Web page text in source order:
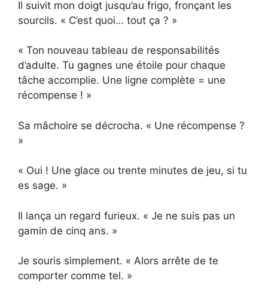
Il suivit mon doigt jusqu’au frigo, fronçant les
sourcils. « C’est quoi… tout ça ? »
« Ton nouveau tableau de responsabilités
d’adulte. Tu gagnes une étoile pour chaque
tâche accomplie. Une ligne complète = une
récompense ! »
Sa mâchoire se décrocha. « Une récompense ?
»
« Oui ! Une glace ou trente minutes de jeu, si tu
es sage. »
Il lança un regard furieux. « Je ne suis pas un
gamin de cinq ans. »
Je souris simplement. « Alors arrête de te
comporter comme tel. »